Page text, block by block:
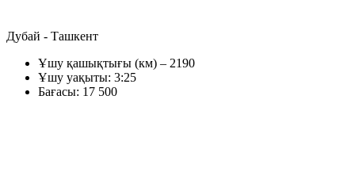
Дубай - Ташкент
Ұшу қашықтығы (км) – 2190
Ұшу уақыты: 3:25
Бағасы: 17 500